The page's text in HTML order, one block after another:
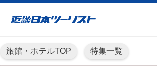
旅館・ホテルTOP 特集一覧